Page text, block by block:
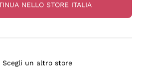
E CONSEGNA RAPIDISSIMA.
NELLO STORE ITALIA
Scegli un altro store